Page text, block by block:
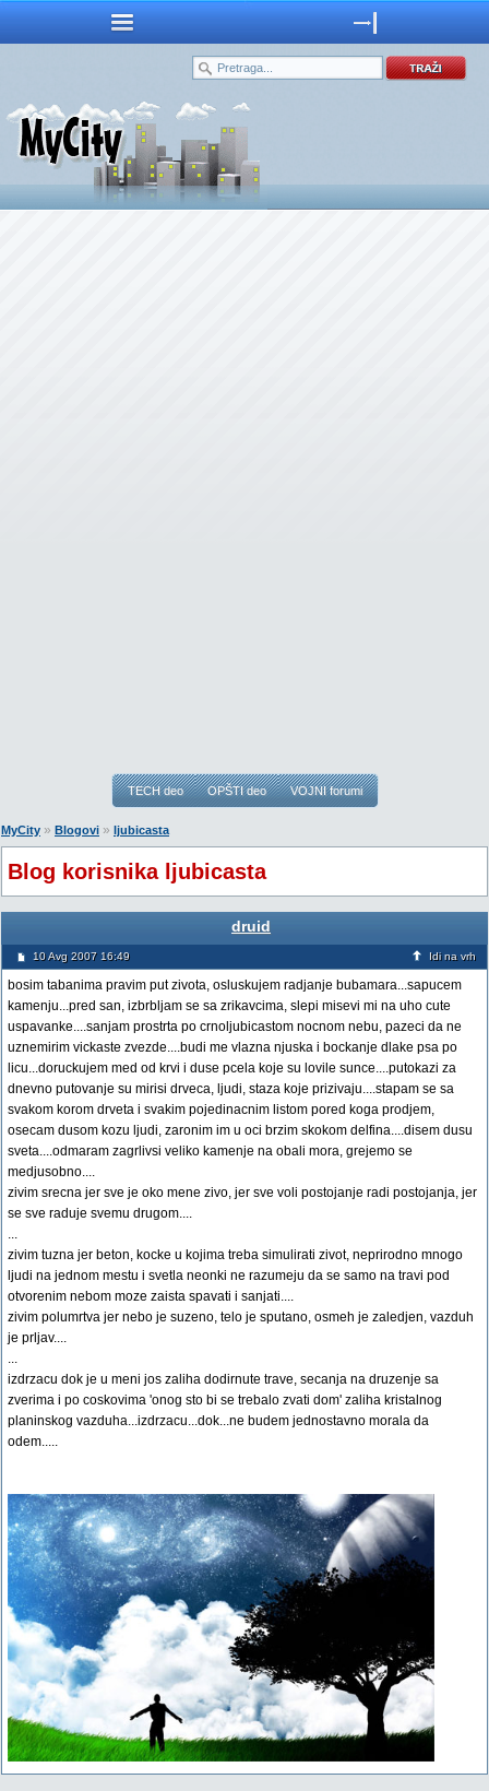
TECH deo OPŠTI deo VOJNI forumi
MyCity » Blogovi » ljubicasta
Blog korisnika ljubicasta
druid
10 Avg 2007 16:49 Idi na vrh
bosim tabanima pravim put zivota, osluskujem radjanje bubamara...sapucem
kamenju...pred san, izbrbljam se sa zrikavcima, slepi misevi mi na uho cute
uspavanke....sanjam prostrta po crnoljubicastom nocnom nebu, pazeci da ne
uznemirim vickaste zvezde....budi me vlazna njuska i bockanje dlake psa po
licu...doruckujem med od krvi i duse pcela koje su lovile sunce....putokazi za
dnevno putovanje su mirisi drveca, ljudi, staza koje prizivaju....stapam se sa
svakom korom drveta i svakim pojedinacnim listom pored koga prodjem,
osecam dusom kozu ljudi, zaronim im u oci brzim skokom delfina....disem dusu
sveta....odmaram zagrlivsi veliko kamenje na obali mora, grejemo se
medjusobno....
zivim srecna jer sve je oko mene zivo, jer sve voli postojanje radi postojanja, jer
se sve raduje svemu drugom....
...
zivim tuzna jer beton, kocke u kojima treba simulirati zivot, neprirodno mnogo
ljudi na jednom mestu i svetla neonki ne razumeju da se samo na travi pod
otvorenim nebom moze zaista spavati i sanjati....
zivim polumrtva jer nebo je suzeno, telo je sputano, osmeh je zaledjen, vazduh
je prljav....
...
izdrzacu dok je u meni jos zaliha dodirnute trave, secanja na druzenje sa
zverima i po coskovima 'onog sto bi se trebalo zvati dom' zaliha kristalnog
planinskog vazduha...izdrzacu...dok...ne budem jednostavno morala da
odem.....